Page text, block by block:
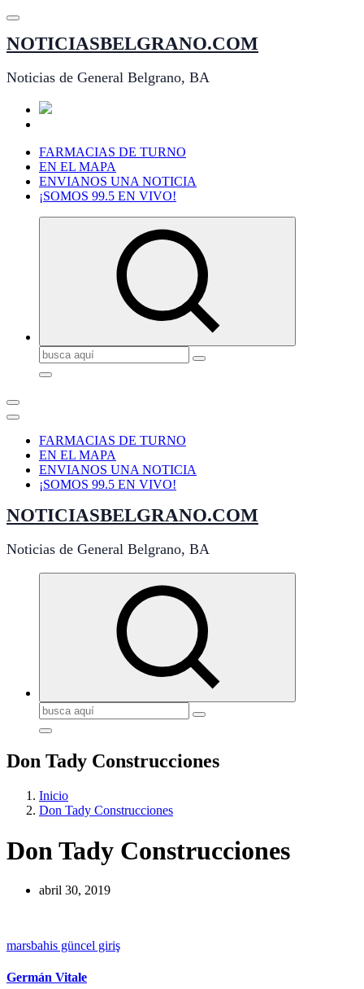
Saltar
contenido
NOTICIASBELGRANO.COM
Noticias de General Belgrano, BA
FARMACIAS DE TURNO
EN EL MAPA
ENVIANOS UNA NOTICIA
¡SOMOS 99.5 EN VIVO!
Buscar:
FARMACIAS DE TURNO
EN EL MAPA
ENVIANOS UNA NOTICIA
¡SOMOS 99.5 EN VIVO!
NOTICIASBELGRANO.COM
Noticias de General Belgrano, BA
Buscar:
Don Tady Construcciones
Inicio
Don Tady Construcciones
Don Tady Construcciones
abril 30, 2019
marsbahis güncel giriş
Germán Vitale